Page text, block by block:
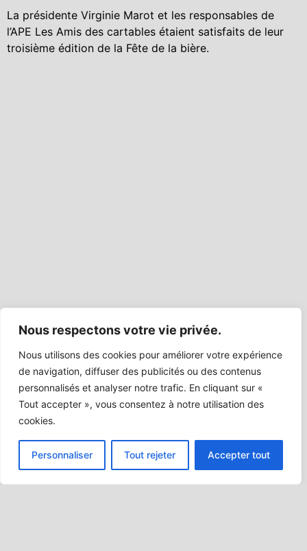
Nous respectons votre vie privée.
Nous utilisons des cookies pour améliorer votre expérience
de navigation, diffuser des publicités ou des contenus
personnalisés et analyser notre trafic. En cliquant sur «
Tout accepter », vous consentez à notre utilisation des
cookies.
Personnaliser Tout rejeter Accepter tout
La présidente Virginie Marot et les responsables de
l’APE Les Amis des cartables étaient satisfaits de leur
troisième édition de la Fête de la bière.